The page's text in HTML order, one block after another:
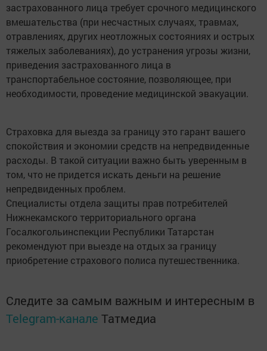
застрахованного лица требует срочного медицинского
вмешательства (при несчастных случаях, травмах,
отравлениях, других неотложных состояниях и острых
тяжелых заболеваниях), до устранения угрозы жизни,
приведения застрахованного лица в
транспортабельное состояние, позволяющее, при
необходимости, проведение медицинской эвакуации.
Страховка для выезда за границу это гарант вашего
спокойствия и экономии средств на непредвиденные
расходы. В такой ситуации важно быть уверенным в
том, что не придется искать деньги на решение
непредвиденных проблем.
Специалисты отдела защиты прав потребителей
Нижнекамского территориального органа
Госалкогольинспекции Республики Татарстан
рекомендуют при выезде на отдых за границу
приобретение страхового полиса путешественника.
Следите за самым важным и интересным в
Telegram-канале Татмедиа